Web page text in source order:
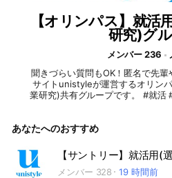
【オリンパス】就活
研究)グ
メンバー 236
聞きづらい質問もOK！匿名で先
サイトunistyleが運営するオリン
業研究)共有グループです。 #就活 #オリンパス #電機業界 #イ
研究 #自己PR #ガクチカ #学生時
#グルディス #OB訪問 #企業選び
企業 #日系企業 ▼unistyleが運営する電機のオプチャグループ
▼ ソニーグループ / 日立製作所 /
あなたへのおすすめ
メンバー 328 19 時間前